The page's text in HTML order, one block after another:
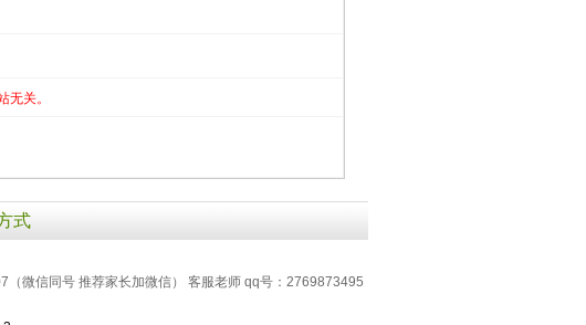
无关。
式
（微信同号 推荐家长加微信） 客服老师 qq号：2769873495